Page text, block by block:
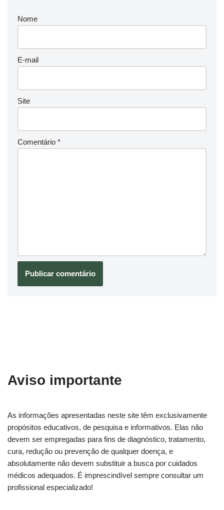
Nome
E-mail
Site
Comentário *
Aviso importante
As informações apresentadas neste site têm exclusivamente
propósitos educativos, de pesquisa e informativos. Elas não
devem ser empregadas para fins de diagnóstico, tratamento,
cura, redução ou prevenção de qualquer doença, e
absolutamente não devem substituir a busca por cuidados
médicos adequados. É imprescindível sempre consultar um
profissional especializado!